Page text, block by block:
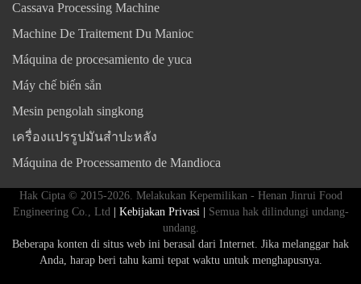
Cassava Processing Machine
Machine De Traitement Du Manioc
Máquina de procesamiento de yuca
Máy chế biến sắn
Mesin pengolah singkong
เครื่องแปรรูปมันสำปะหลัง
Máquina de Processamento de Mandioca
Hak Cipta © 2015-2026. Melakukan Kepemilikan - Henan Jinrui Food
Engineering Co., Ltd| Kebijakan Privasi |
Semua hak dilindungi undang-
undang.
Beberapa konten di situs web ini berasal dari Internet. Jika melanggar hak
Anda, harap beri tahu kami tepat waktu untuk menghapusnya.